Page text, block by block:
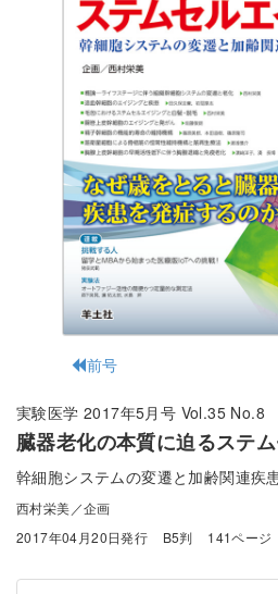
前号
実験医学 2017年5月号 Vol.35 No.8
臓器老化の本質に迫るステ
幹細胞システムの変遷と加齢関連疾
西村栄美／企画
2017年04月20日発行
B5判 141ページ